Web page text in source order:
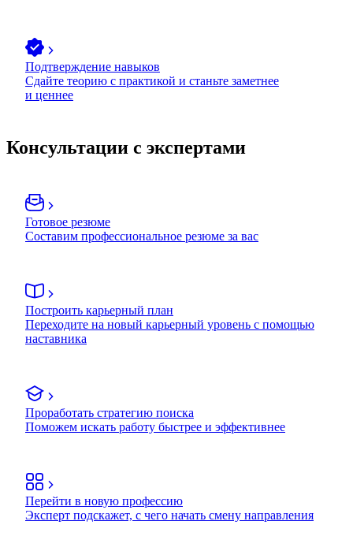
Подтверждение навыков
Сдайте теорию с практикой и станьте заметнее
и ценнее
Консультации с экспертами
Готовое резюме
Составим профессиональное резюме за вас
Построить карьерный план
Переходите на новый карьерный уровень с помощью
наставника
Проработать стратегию поиска
Поможем искать работу быстрее и эффективнее
Перейти в новую профессию
Эксперт подскажет, с чего начать смену направления